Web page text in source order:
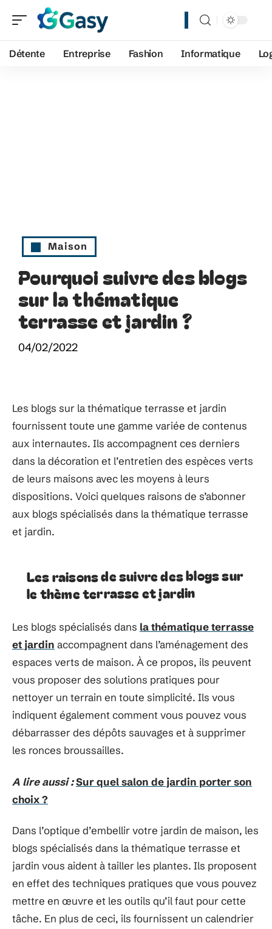
Détente Entreprise Fashion Informatique
Maison
Pourquoi suivre des blogs
sur la thématique
terrasse et jardin ?
04/02/2022
Les blogs sur la thématique terrasse et jardin
fournissent toute une gamme variée de contenus
aux internautes. Ils accompagnent ces derniers
dans la décoration et l’entretien des espèces verts
de leurs maisons avec les moyens à leurs
dispositions. Voici quelques raisons de s’abonner
aux blogs spécialisés dans la thématique terrasse
et jardin.
Les raisons de suivre des blogs sur
le thème terrasse et jardin
Les blogs spécialisés dans la thématique terrasse
et jardin accompagnent dans l’aménagement des
espaces verts de maison. À ce propos, ils peuvent
vous proposer des solutions pratiques pour
nettoyer un terrain en toute simplicité. Ils vous
indiquent également comment vous pouvez vous
débarrasser des dépôts sauvages et à supprimer
les ronces broussailles.
A lire aussi :Sur quel salon de jardin porter son
choix ?
Dans l’optique d’embellir votre jardin de maison, les
blogs spécialisés dans la thématique terrasse et
jardin vous aident à tailler les plantes. Ils proposent
en effet des techniques pratiques que vous pouvez
mettre en œuvre et les outils qu’il faut pour cette
tâche. En plus de ceci, ils fournissent un calendrier